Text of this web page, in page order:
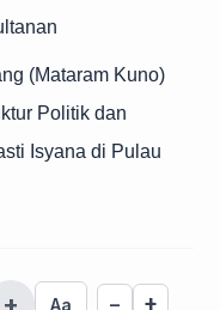
(Mataram Kuno)
Politik dan
Isyana di Pulau
+ Aa − +